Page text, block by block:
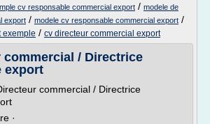
cv responsable commercial export / modele de
export / modele cv responsable commercial export /
exemple / cv directeur commercial export
commercial / Directrice
export
commercial / Directrice
·